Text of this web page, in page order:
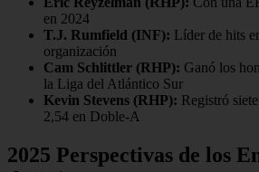
en 2024
T.J. Rumfield (INF): Líder de hits
organización
Cam Schlittler (RHP): Ganó los
la Liga del Atlántico Sur
Kevin Stevens (RHP): Registró
2,54 en Doble-A
2025 Perspectivas de los